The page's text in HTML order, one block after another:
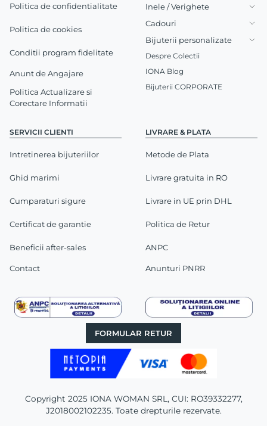
Politica de confidentialitate
Politica de cookies
Conditii program fidelitate
Anunt de Angajare
Politica Actualizare si
Corectare Informatii
SERVICII CLIENTI
Intretinerea bijuteriilor
Ghid marimi
Cumparaturi sigure
Certificat de garantie
Beneficii after-sales
Contact
LIVRARE & PLATA
Metode de Plata
Livrare gratuita in RO
Livrare in UE prin DHL
Politica de Retur
ANPC
Anunturi PNRR
Inele / Verighete
Cadouri
Bijuterii personalizate
Despre Colectii
IONA Blog
Bijuterii CORPORATE
FORMULAR RETUR
Copyright 2025 IONA WOMAN SRL, CUI: RO39332277,
J2018002102235. Toate drepturile rezervate.